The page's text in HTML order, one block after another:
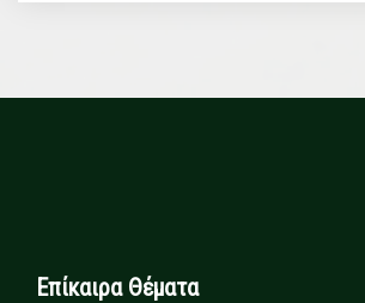
Επίκαιρα Θέματα